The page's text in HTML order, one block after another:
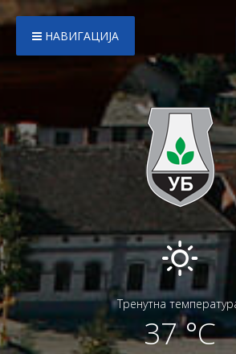
НАВИГАЦИЈА
Тренутна
37 °C